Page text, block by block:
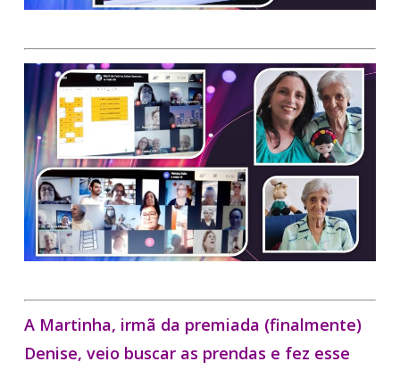
A Martinha, irmã da premiada (finalmente)
Denise, veio buscar as prendas e fez esse